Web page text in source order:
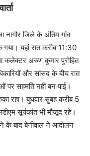
नागौर जिले के अंतिम गांव
गया। यहां रात करीब 11:30
कलेक्टर अरुण कुमार पुरोहित
और सांसद के बीच रात
सहमति नहीं बन पाई।
रहा। बुधवार सुबह करीब 5
सूर्यकांत भी मौजूद रहे।
के बाद बेनीवाल ने आंदोलन